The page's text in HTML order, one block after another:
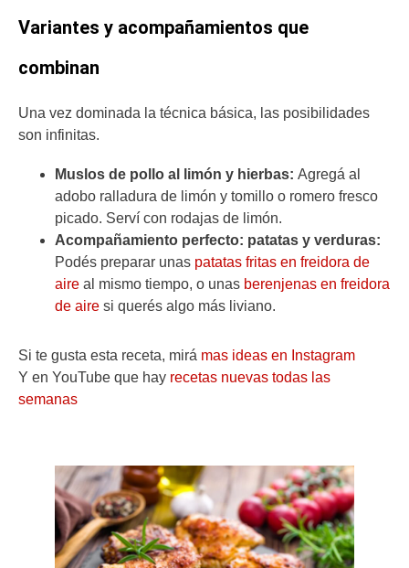
Variantes y acompañamientos que
combinan
Una vez dominada la técnica básica, las posibilidades
son infinitas.
Muslos de pollo al limón y hierbas: Agregá al
adobo ralladura de limón y tomillo o romero fresco
picado. Serví con rodajas de limón.
Acompañamiento perfecto: patatas y verduras:
Podés preparar unas patatas fritas en freidora de
aire al mismo tiempo, o unas berenjenas en freidora
de aire si querés algo más liviano.
Si te gusta esta receta, mirá mas ideas en Instagram
Y en YouTube que hay recetas nuevas todas las
semanas